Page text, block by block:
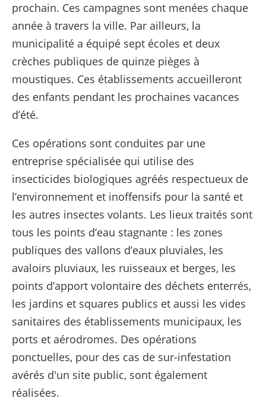
prochain. Ces campagnes sont menées chaque
année à travers la ville. Par ailleurs, la
municipalité a équipé sept écoles et deux
crèches publiques de quinze pièges à
moustiques. Ces établissements accueilleront
des enfants pendant les prochaines vacances
d’été.
Ces opérations sont conduites par une
entreprise spécialisée qui utilise des
insecticides biologiques agréés respectueux de
l’environnement et inoffensifs pour la santé et
les autres insectes volants. Les lieux traités sont
tous les points d’eau stagnante : les zones
publiques des vallons d’eaux pluviales, les
avaloirs pluviaux, les ruisseaux et berges, les
points d’apport volontaire des déchets enterrés,
les jardins et squares publics et aussi les vides
sanitaires des établissements municipaux, les
ports et aérodromes. Des opérations
ponctuelles, pour des cas de sur-infestation
avérés d'un site public, sont également
réalisées.